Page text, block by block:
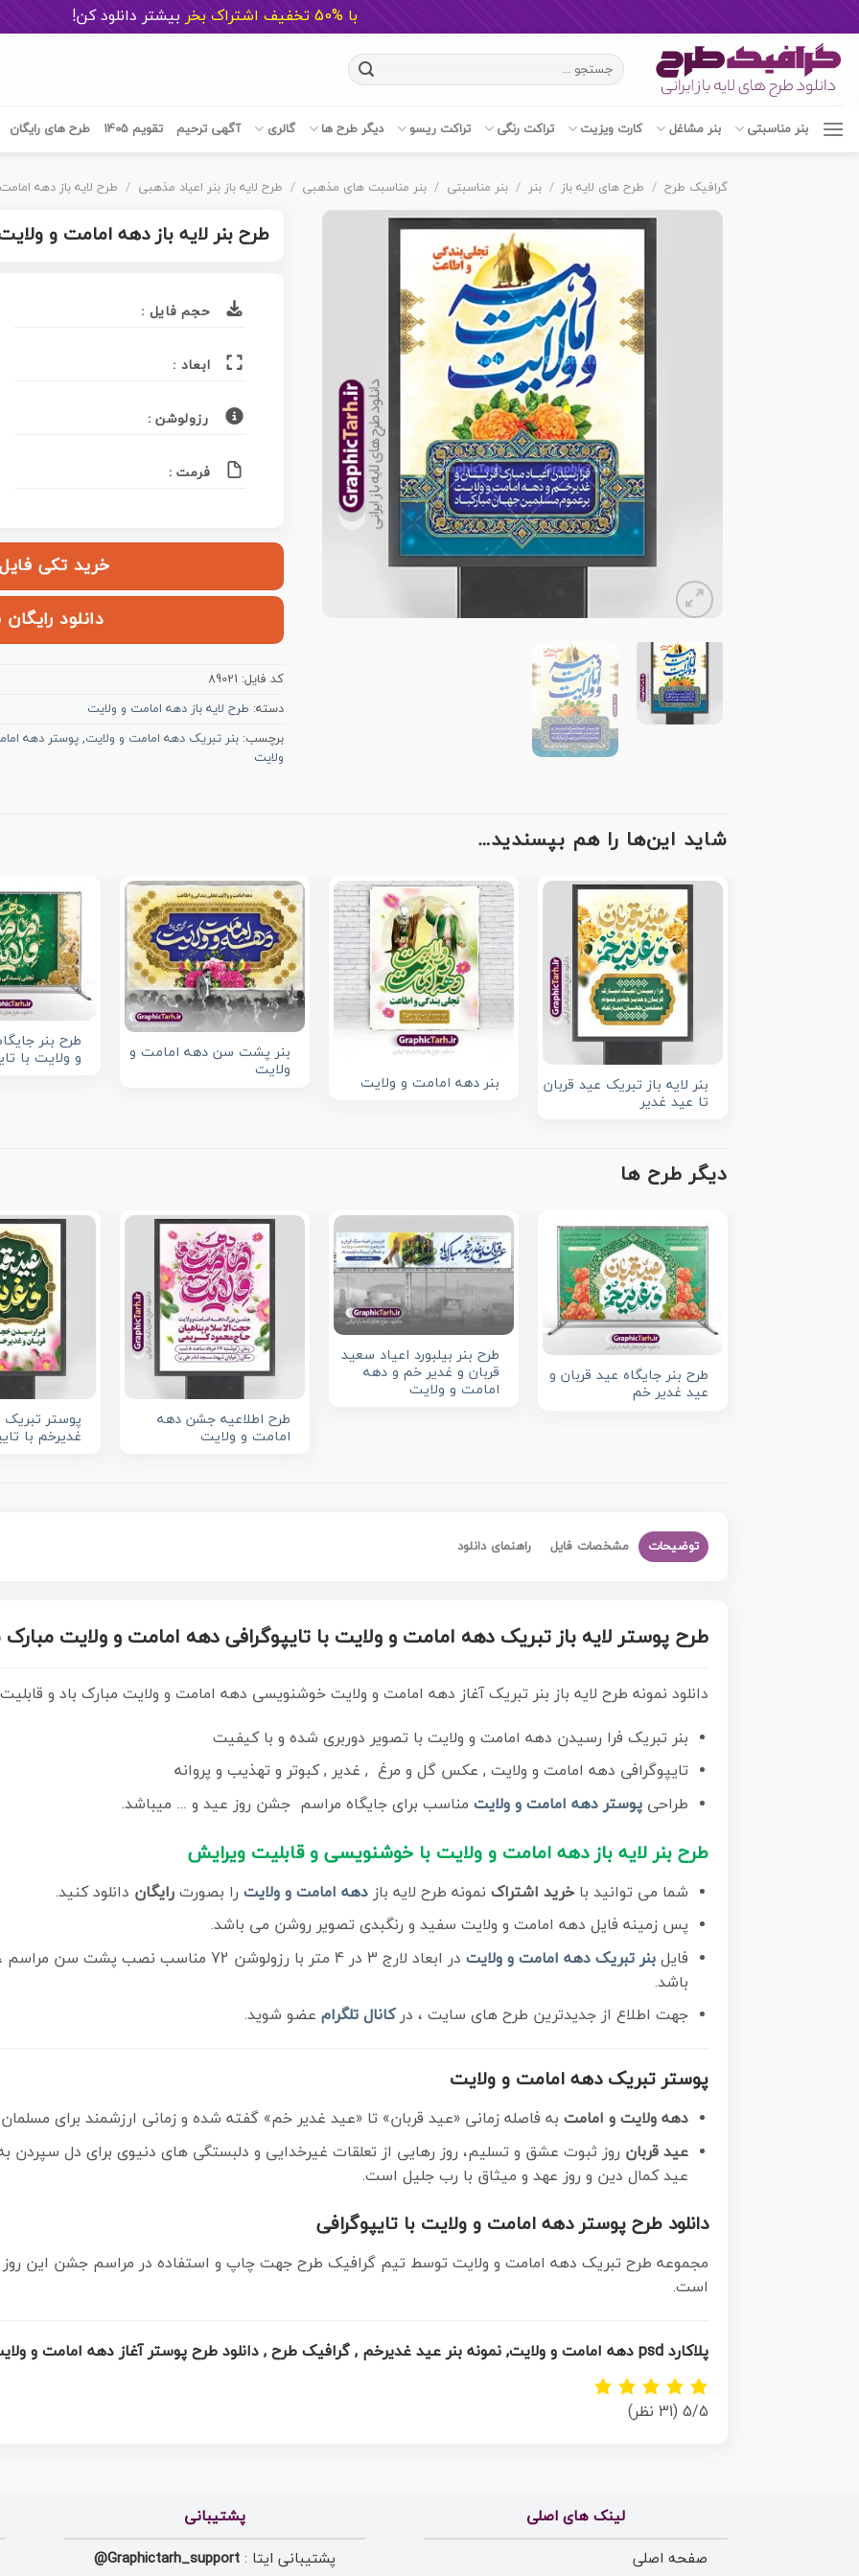
با %50 تخفیف اشتراک بخر بیشتر دانلود کن!
content
جستجو
برای:
بنر مناسبتی بنر مشاغل کارت ویزیت تراکت رنگی تراکت ریسو دیگر طرح ها گالری آگهی ترحیم تقویم 1405 طرح های رایگان
گرافیک طرح / طرح های لایه باز / بنر / بنر مناسبتی / بنر مناسبت های مذهبی / طرح لایه باز بنر اعیاد مذهبی / طرح لایه باز دهه
طرح بنر لایه باز دهه امامت و
حجم فایل :
ابعاد :
رزولوشن :
فرمت :
خرید تکی فایل | ۱۲۰,۰۰۰
دانلود
کد فایل: 89021
دسته: طرح لایه باز دهه امامت و ولایت
برچسب:بنر تبریک دهه امامت و ولایت,پوستر دهه
ولایت
شاید این‌ها را هم بپسندید…
بنر لایه باز تبریک عید قربان
تا عید غدیر
بنر دهه امامت و ولایت
بنر پشت سن دهه امامت و
ولایت
طرح بنر
و ولایت با
دیگر طرح ها
طرح بنر جایگاه عید قربان و
عید غدیر خم
طرح بنر بیلبورد اعیاد سعید
قربان و غدیر خم و دهه
امامت و ولایت
طرح اطلاعیه جشن دهه
امامت و ولایت
پوستر تبریک
غدیرخم با
توضیحات مشخصات فایل راهنمای دانلود
طرح پوستر لایه باز تبریک دهه امامت و ولایت با تایپوگرافی دهه امامت و ولایت مبارک
دانلود نمونه طرح لایه باز بنر تبریک آغاز دهه امامت و ولایت خوشنویسی دهه امامت و ولایت مبارک باد و
بنر تبریک فرا رسیدن دهه امامت و ولایت با تصویر دوربری شده و با کیفیت
تایپوگرافی دهه امامت و ولایت , عکس گل و مرغ , غدیر , کبوتر و تهذیب و پروانه
طراحی پوستر دهه امامت و ولایتمناسب برای جایگاه مراسم جشن روز عید و … میباشد.
طرح بنر لایه باز دهه امامت و ولایت با خوشنویسی و قابلیت ویرایش
شما می توانید با خرید اشتراکنمونه طرح لایه باز دهه امامت و ولایترا بصورت رایگان دانلود کنید.
پس زمینه فایل دهه امامت و ولایت سفید و رنگبدی تصویر روشن می باشد.
فایل بنر تبریک دهه امامت و ولایتدر ابعاد لارج 3 در 4 متر با رزولوشن 72 مناسب نصب پشت سن مراسم ، از سایت
باشد.
جهت اطلاع از جدیدترین طرح های سایت ، درکانال تلگرامعضو شوید.
پوستر تبریک دهه امامت و ولایت
دهه ولایت و امامتبه فاصله زمانی «عید قربان» تا «عید غدیر خم» گفته شده و زمانی ارزشمند برای
عید قربان روز ثبوت عشق و تسلیم، روز رهایی از تعلقات غیرخدایی و دلبستگی های دنیوی برای دل سپردن
عید کمال دین و روز عهد و میثاق با رب جلیل است.
دانلود طرح پوستر دهه امامت و ولایت با تایپوگرافی
مجموعه طرح تبریک دهه امامت و ولایت توسط تیم گرافیک طرح جهت چاپ و استفاده در مراسم جشن این روز
است.
پلاکارد psd دهه امامت و ولایت, نمونه بنر عید غدیرخم , گرافیک طرح , دانلود طرح پوستر آغاز دهه امامت و ولایت , تایپوگرافی دهه امامت و ولایت
5/5 (31 نظر)
لینک های اصلی
صفحه اصلی
پشتیبانی
پشتیبانی ایتا : Graphictarh_support@